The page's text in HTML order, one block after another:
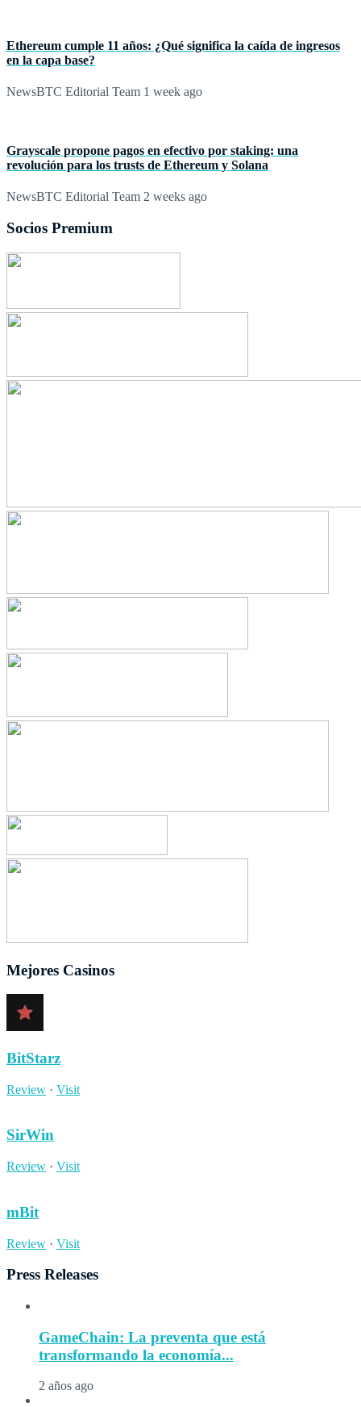
Ethereum cumple 11 años: ¿Qué significa la caída de ingresos
en la capa base?
NewsBTC Editorial Team 1 week ago
Grayscale propone pagos en efectivo por staking: una
revolución para los trusts de Ethereum y Solana
NewsBTC Editorial Team 2 weeks ago
Socios Premium
Mejores Casinos
BitStarz
Review · Visit
SirWin
Review · Visit
mBit
Review · Visit
Press Releases
GameChain: La preventa que está
transformando la economía...
2 años ago